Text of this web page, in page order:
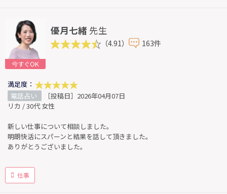
今すぐOK
優月七緒 先生
（4.91） 163件
満足度：
電話占い
［投稿日］2026年04月07日
リカ / 30代 女性
新しい仕事について相談しました。
明朗快活にスパーンと結果を話して頂きました。
ありがとうございました。
仕事